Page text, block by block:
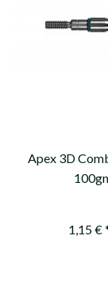
Apex 3D
100gn
1,15 €